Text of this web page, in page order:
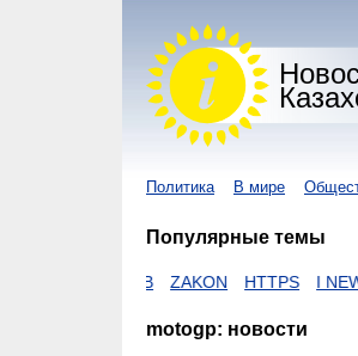
Политика В мире
Популярные темы
ZAKON HTTPS I NEWS
motogp: новости